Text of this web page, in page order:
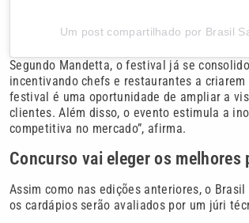
Um post compartilhado por Brasil
Segundo Mandetta, o festival já se
incentivando chefs e restaurantes a
festival é uma oportunidade de ampliar a
clientes. Além disso, o evento estimula a
competitiva no mercado”, afirma.
Concurso vai eleger os melhores
Assim como nas edições anteriores, o
os cardápios serão avaliados por um júri